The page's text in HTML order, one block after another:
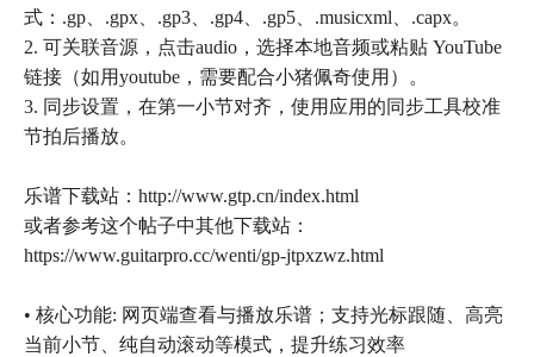
式：.gp、.gpx、.gp3、.gp4、.gp5、.musicxml、.capx。
2. 可关联音源，点击audio，选择本地音频或粘贴 YouTube
链接（如用youtube，需要配合小猪佩奇使用）。
3. 同步设置，在第一小节对齐，使用应用的同步工具校准
节拍后播放。
乐谱下载站：http://www.gtp.cn/index.html
或者参考这个帖子中其他下载站：
https://www.guitarpro.cc/wenti/gp-jtpxzwz.html
• 核心功能: 网页端查看与播放乐谱；支持光标跟随、高亮
当前小节、纯自动滚动等模式，提升练习效率